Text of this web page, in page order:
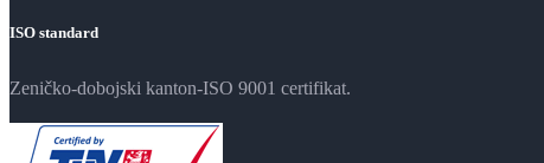
ISO standard
Zeničko-dobojski kanton-ISO 9001 certifikat.